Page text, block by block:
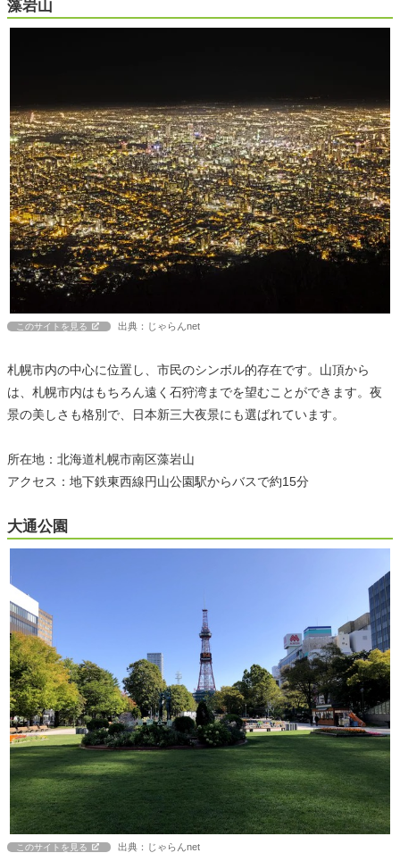
藻岩山
このサイトを見る 出典：じゃらんnet
札幌市内の中心に位置し、市民のシンボル的存在です。山頂から
は、札幌市内はもちろん遠く石狩湾までを望むことができます。夜
景の美しさも格別で、日本新三大夜景にも選ばれています。
所在地：北海道札幌市南区藻岩山
アクセス：地下鉄東西線円山公園駅からバスで約15分
大通公園
このサイトを見る 出典：じゃらんnet